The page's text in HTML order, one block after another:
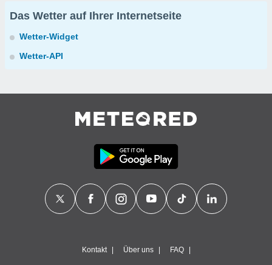
Das Wetter auf Ihrer Internetseite
Wetter-Widget
Wetter-API
Kontakt Über uns FAQ